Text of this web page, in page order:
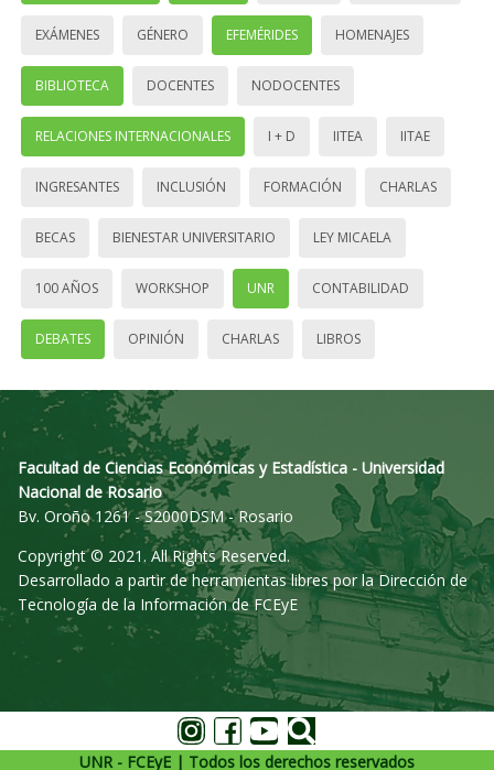
EXÁMENES GÉNERO EFEMÉRIDES HOMENAJES
BIBLIOTECA DOCENTES NODOCENTES
RELACIONES INTERNACIONALES I + D IITEA IITAE
INGRESANTES INCLUSIÓN FORMACIÓN CHARLAS
BECAS BIENESTAR UNIVERSITARIO LEY MICAELA
100 AÑOS WORKSHOP UNR CONTABILIDAD
DEBATES OPINIÓN CHARLAS LIBROS
Facultad de Ciencias Económicas y Estadística - Universidad
Nacional de Rosario
Bv. Oroño 1261 - S2000DSM - Rosario
Copyright © 2021. All Rights Reserved.
Desarrollado a partir de herramientas libres por la Dirección de
Tecnología de la Información de FCEyE
UNR - FCEyE | Todos los derechos reservados